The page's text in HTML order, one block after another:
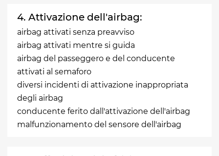
4. Attivazione dell'airbag:
airbag attivati senza preavviso
airbag attivati mentre si guida
airbag del passeggero e del conducente
attivati al semaforo
diversi incidenti di attivazione inappropriata
degli airbag
conducente ferito dall'attivazione dell'airbag
malfunzionamento del sensore dell'airbag